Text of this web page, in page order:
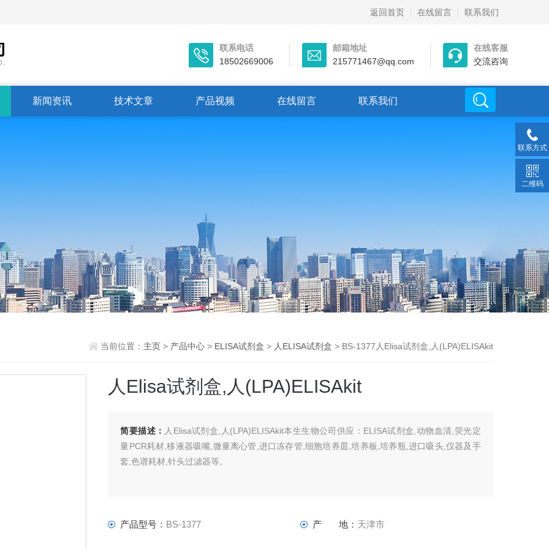
返回首页 在线留言 联系我们
联系电话
18502669006
邮箱地址
215771467@qq.com
在线客服
交流咨询
新闻资讯 技术文章 产品视频 在线留言 联系我们
当前位置： 主页 > 产品中心> ELISA试剂盒 > 人ELISA试剂盒 > BS-1377人Elisa试剂盒,人(LPA)ELISAkit
人Elisa试剂盒,人(LPA)ELISAkit
简要描述： 人Elisa试剂盒,人(LPA)ELISAkit本生生物公司供应：ELISA试剂盒,动物血清,荧光定
量PCR耗材,移液器吸嘴,微量离心管,进口冻存管,细胞培养皿,培养板,培养瓶,进口吸头,仪器及手
套,色谱耗材,针头过滤器等。
产品型号： BS-1377 产 地： 天津市
联系方式
二维码